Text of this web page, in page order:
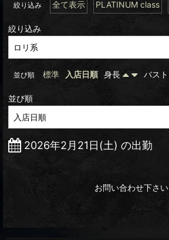
絞り込み 全て表示 PLATINUM class
絞り込み
並び順 標準 入店日順 身長 バスト
並び順
2026年2月21日(土) の出勤
お問い合わせ下さい